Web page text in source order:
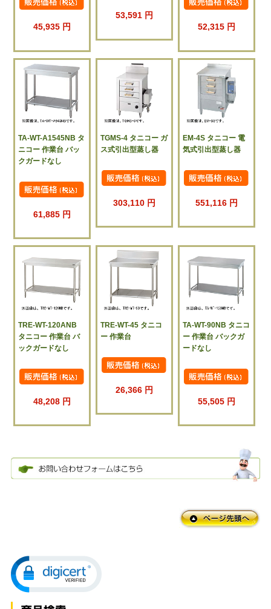
45,935 円
53,591 円
52,315 円
TA-WT-A1545NB タ
ニコー 作業台 バッ
クガードなし
61,885 円
TGMS-4 タニコー ガ
ス式引出型蒸し器
303,110 円
EM-4S タニコー 電
気式引出型蒸し器
551,116 円
TRE-WT-120ANB
タニコー 作業台 バ
ックガードなし
48,208 円
TRE-WT-45 タニコ
ー 作業台
26,366 円
TA-WT-90NB タニコ
ー 作業台 バックガ
ードなし
55,505 円